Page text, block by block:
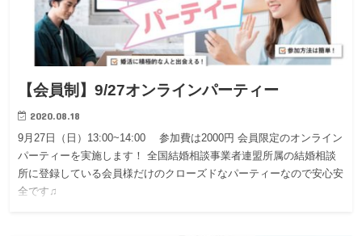
【会員制】9/27オンラインパーティー
2020.08.18
9月27日（日）13:00~14:00 参加費は2000円 会員限定のオンライン
パーティーを実施します！ 全国結婚相談事業者連盟所属の結婚相談
所に登録している会員様だけのクローズドなパーティーなので安心安
全です♫